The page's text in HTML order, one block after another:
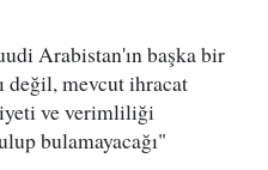
Arabistan'ın başka bir
değil, mevcut ihracat
ve verimliliği
bulamayacağı"